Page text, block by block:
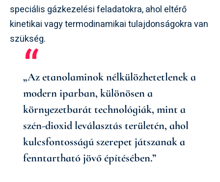
speciális gázkezelési feladatokra, ahol eltérő
kinetikai vagy termodinamikai tulajdonságokra van
szükség.
„Az etanolaminok nélkülözhetetlenek a
modern iparban, különösen a
környezetbarát technológiák, mint a
szén-dioxid leválasztás területén, ahol
kulcsfontosságú szerepet játszanak a
fenntartható jövő építésében.”